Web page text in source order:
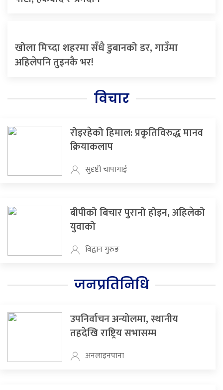
खोला मिच्दा शहरमा सँधै डुबानको डर, गाउँमा
अहिलेपनि तुइनकै भर!
विचार
रोइरहेको हिमाल: प्रकृतिविरुद्ध मानव
क्रियाकलाप
सुदृष्टी चापागाई
बीपीको बिचार पुरानो होइन, अहिलेको
युवाको
विद्वान गुरुङ
जनप्रतिनिधि
उपनिर्वाचन अन्योलमा, स्थानीय
तहदेखि राष्ट्रिय सभासम्म
अनलाइनपाना